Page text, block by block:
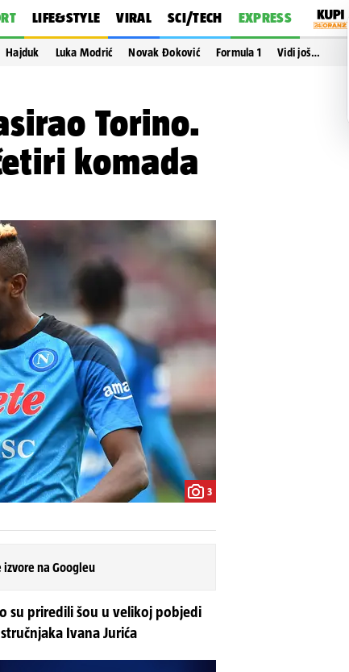
LIFE&STYLE VIRAL SCI/TECH EXPRESS
Hajduk Luka Modrić Novak Đoković Formula 1 Vidi još…
Torino.
komada
3
na Googleu
su priredili šou u velikoj pobjedi
Ivana Jurića